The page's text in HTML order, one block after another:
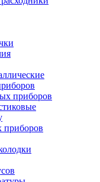
приборов
приборов